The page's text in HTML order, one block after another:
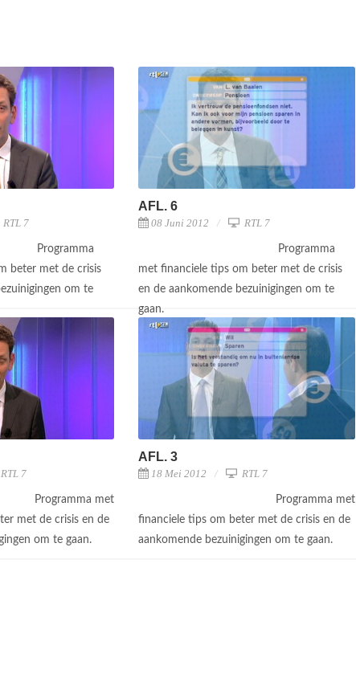
RTL 7
Programma
beter met de crisis
om te
AFL. 6
08 Juni 2012 RTL 7
Programma
met financiele tips om beter met de crisis
en de aankomende bezuinigingen om te
gaan.
RTL 7
Programma met
met de crisis en de
om te gaan.
AFL. 3
18 Mei 2012 RTL 7
Programma met
financiele tips om beter met de crisis en de
aankomende bezuinigingen om te gaan.